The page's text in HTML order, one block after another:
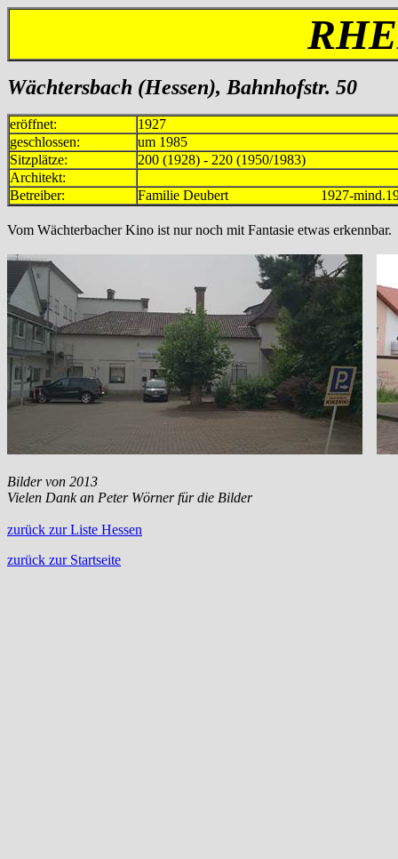
Wächtersbach (Hessen), Bahnhofstr. 50
eröffnet:
1927
geschlossen:
um 1985
Sitzplätze:
200 (1928) - 220 (1950/1983)
Architekt:
Betreiber:
Familie Deubert 1927-
Vom Wächterbacher Kino ist nur noch mit Fantasie etwas erkennbar.
Bilder von 2013
Vielen Dank an Peter Wörner für die Bilder
zurück zur Liste Hessen
zurück zur Startseite